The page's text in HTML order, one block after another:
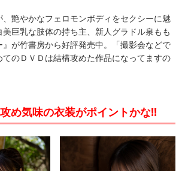
艶やかなフェロモンボディをセクシーに魅
巨乳な肢体の持ち主、新人グラドル泉もも
が竹書房から好評発売中。「撮影会などで
のＤＶＤは結構攻めた作品になってますの
め気味の衣装がポイントかな!!